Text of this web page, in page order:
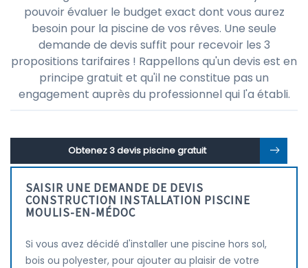
pouvoir évaluer le budget exact dont vous aurez
besoin pour la piscine de vos rêves. Une seule
demande de devis suffit pour recevoir les 3
propositions tarifaires ! Rappellons qu'un devis est en
principe gratuit et qu'il ne constitue pas un
engagement auprès du professionnel qui l'a établi.
Obtenez 3 devis piscine gratuit
SAISIR UNE DEMANDE DE DEVIS
CONSTRUCTION INSTALLATION PISCINE
MOULIS-EN-MÉDOC
Si vous avez décidé d'installer une piscine hors sol,
bois ou polyester, pour ajouter au plaisir de votre